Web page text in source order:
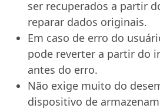
ser recuperados a partir
reparar dados originais.
Em caso de erro do
pode reverter a partir do
antes do erro.
Não exige muito do
dispositivo de